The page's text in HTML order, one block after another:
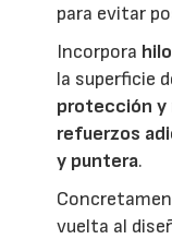
para evitar
Incorpora
la superficie
protección
refuerzos
y puntera.
vuelta al